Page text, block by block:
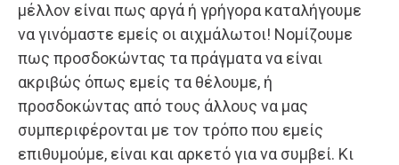
μέλλον είναι πως αργά ή γρήγορα καταλήγουμε
να γινόμαστε εμείς οι αιχμάλωτοι! Νομίζουμε
πως προσδοκώντας τα πράγματα να είναι
ακριβώς όπως εμείς τα θέλουμε, ή
προσδοκώντας από τους άλλους να μας
συμπεριφέρονται με τον τρόπο που εμείς
επιθυμούμε, είναι και αρκετό για να συμβεί. Κι